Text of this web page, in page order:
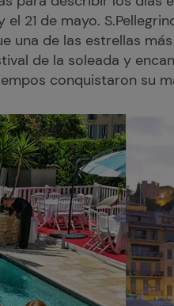
el 21 de mayo.
una de las estrellas
de la soleada y
conquistaron su